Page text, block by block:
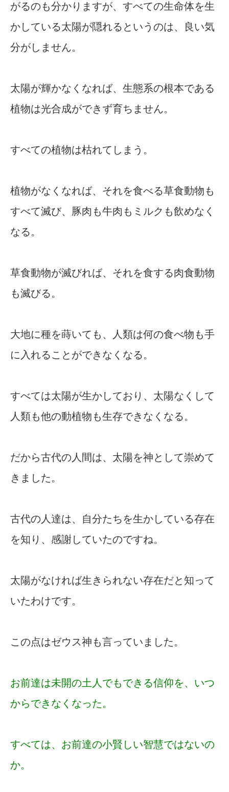
がるのも分かりますが、すべての生命体を生
かしている太陽が隠れるというのは、良い気
分がしません。
太陽が輝かなくなれば、生態系の根本である
植物は光合成ができず育ちません。
すべての植物は枯れてしまう。
植物がなくなれば、それを食べる草食動物も
すべて滅び、豚肉も牛肉もミルクも飲めなく
なる。
草食動物が滅びれば、それを食する肉食動物
も滅びる。
大地に種を蒔いても、人類は何の食べ物も手
に入れることができなくなる。
すべては太陽が生かしており、太陽なくして
人類も他の動植物も生存できなくなる。
だから古代の人間は、太陽を神として崇めて
きました。
古代の人達は、自分たちを生かしている存在
を知り、感謝していたのですね。
太陽がなければ生きられない存在だと知って
いたわけです。
この点はゼウス神も言っていました。
お前達は未開の土人でもできる信仰を、いつ
からできなくなった。
すべては、お前達の小賢しい智慧ではないの
か。